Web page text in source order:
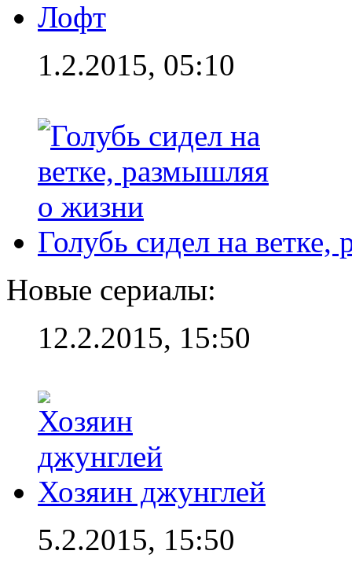
Лофт
1.2.2015, 05:10
Голубь сидел на
Новые сериалы:
12.2.2015, 15:50
Хозяин джунглей
5.2.2015, 15:50